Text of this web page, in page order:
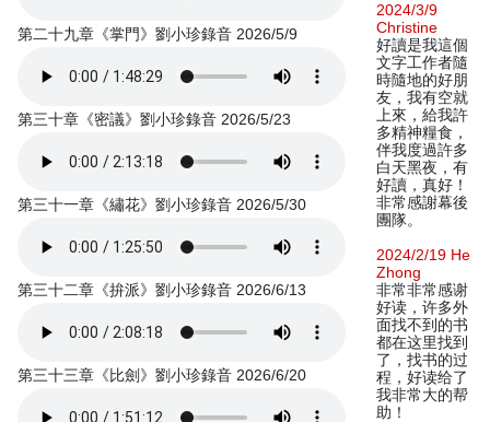
第二十九章《掌門》劉小珍錄音 2026/5/9
第三十章《密議》劉小珍錄音 2026/5/23
第三十一章《繡花》劉小珍錄音 2026/5/30
第三十二章《拚派》劉小珍錄音 2026/6/13
第三十三章《比劍》劉小珍錄音 2026/6/20
2024/3/9
Christine
好讀是我這個
文字工作者隨
時隨地的好朋
友，我有空就
上來，給我許
多精神糧食，
伴我度過許多
白天黑夜，有
好讀，真好！
非常感謝幕後
團隊。
2024/2/19 He
Zhong
非常非常感谢
好读，许多外
面找不到的书
都在这里找到
了，找书的过
程，好读给了
我非常大的帮
助！